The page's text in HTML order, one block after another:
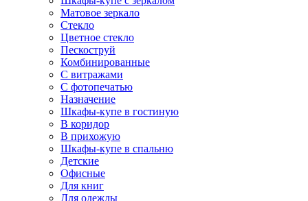
Матовое зеркало
Стекло
Цветное стекло
Пескоструй
Комбинированные
С витражами
С фотопечатью
Назначение
Шкафы-купе в гостиную
В коридор
В прихожую
Шкафы-купе в спальню
Детские
Офисные
Для книг
Для одежды